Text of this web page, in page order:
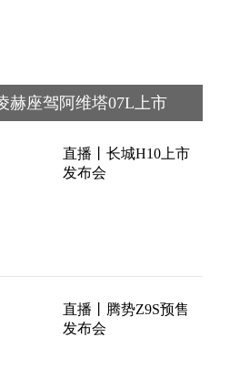
赫座驾阿维塔07L上市
直播丨长城H10上市
发布会
直播丨腾势Z9S预售
发布会